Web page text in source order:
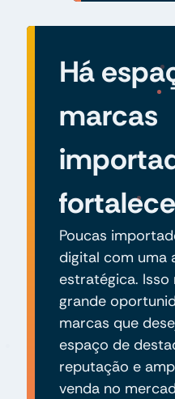
Há
marcas
Poucas
digital com uma
estratégica.
grande
marcas que
espaço de
reputação e
venda no